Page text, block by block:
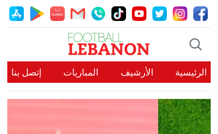
الرئيسية الأرشيف المباريات إتصل بنا